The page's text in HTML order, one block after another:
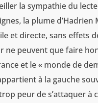
la sympathie du
la plume
et directe, sans effets
ne peuvent que faire
et le « monde de
à la gauche
peur de s’attaquer